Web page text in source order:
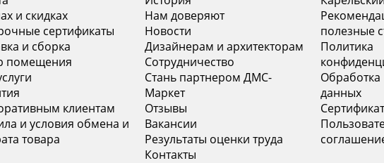
и скидках
сертификаты
и сборка
помещения
клиентам
и условия обмена и
товара
Нам доверяют
Новости
Дизайнерам и архитекторам
Сотрудничество
Стань партнером ДМС-
Маркет
Отзывы
Вакансии
Результаты оценки труда
Контакты
полезные
Политика
данных